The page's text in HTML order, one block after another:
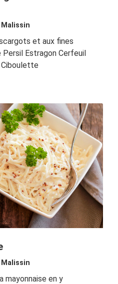
et aux fines
Persil Estragon Cerfeuil
mayonnaise en y